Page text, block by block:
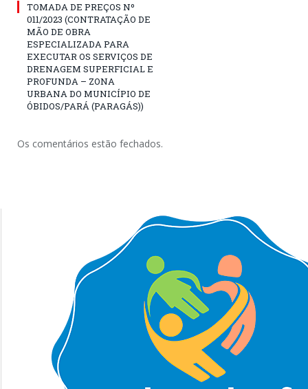
TOMADA DE PREÇOS Nº
011/2023 (CONTRATAÇÃO DE
MÃO DE OBRA
ESPECIALIZADA PARA
EXECUTAR OS SERVIÇOS DE
DRENAGEM SUPERFICIAL E
PROFUNDA – ZONA
URBANA DO MUNICÍPIO DE
ÓBIDOS/PARÁ (PARAGÁS))
Os comentários estão fechados.